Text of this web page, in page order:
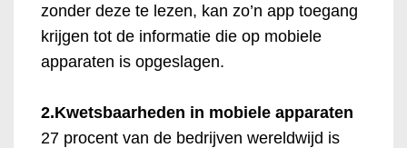
zonder deze te lezen, kan zo’n app toegang
krijgen tot de informatie die op mobiele
apparaten is opgeslagen.
2.Kwetsbaarheden in mobiele apparaten
27 procent van de bedrijven wereldwijd is